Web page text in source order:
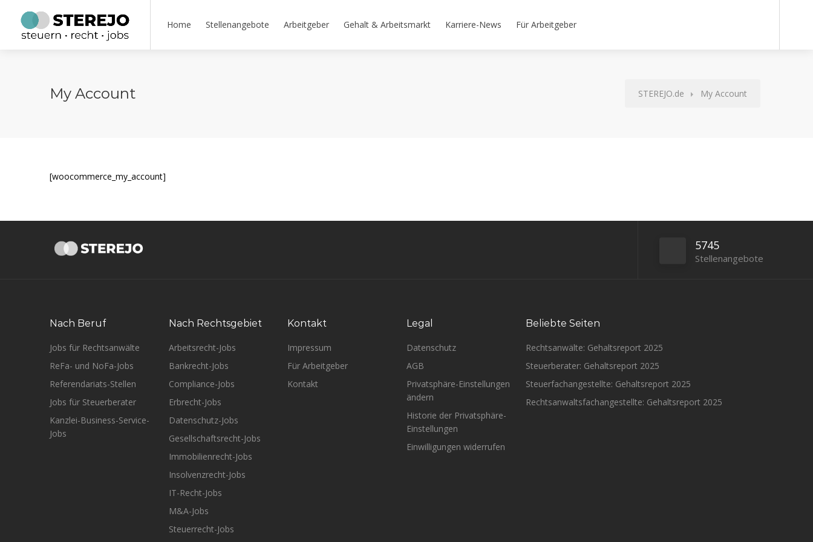
Home Stellenangebote Arbeitgeber Gehalt & Arbeitsmarkt Karriere-News Für Arbeitgeber
My Account STEREJO.de My Account
[woocommerce_my_account]
5745
Stellenangebote
Nach Beruf
Jobs für Rechtsanwälte
ReFa- und NoFa-Jobs
Referendariats-Stellen
Jobs für Steuerberater
Kanzlei-Business-Service-
Jobs
Nach Rechtsgebiet
Arbeitsrecht-Jobs
Bankrecht-Jobs
Compliance-Jobs
Erbrecht-Jobs
Datenschutz-Jobs
Gesellschaftsrecht-Jobs
Immobilienrecht-Jobs
Insolvenzrecht-Jobs
IT-Recht-Jobs
M&A-Jobs
Steuerrecht-Jobs
Kontakt
Impressum
Für Arbeitgeber
Kontakt
Legal
Datenschutz
AGB
Privatsphäre-Einstellungen
ändern
Historie der Privatsphäre-
Einstellungen
Einwilligungen widerrufen
Beliebte Seiten
Rechtsanwälte: Gehaltsreport 2025
Steuerberater: Gehaltsreport 2025
Steuerfachangestellte: Gehaltsreport 2025
Rechtsanwaltsfachangestellte: Gehaltsreport 2025